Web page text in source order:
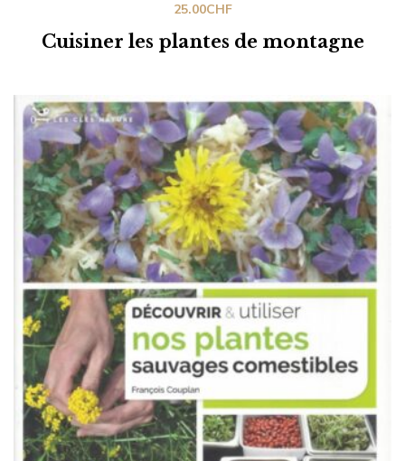
Cuisiner les plantes de montagne
25.00CHF